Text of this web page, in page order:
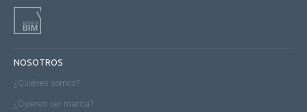
NOSOTROS
¿Quiénes somos?
¿Quieres ser marca?